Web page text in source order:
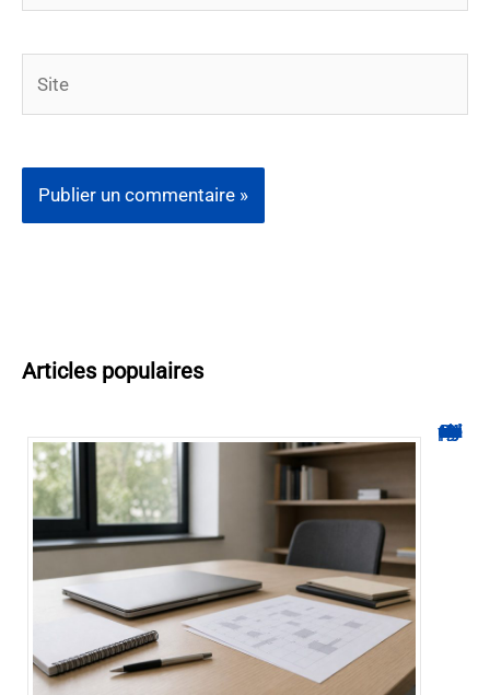
Articles populaires
Hyperplanning INSA CVL : comment suivre votre planning ?